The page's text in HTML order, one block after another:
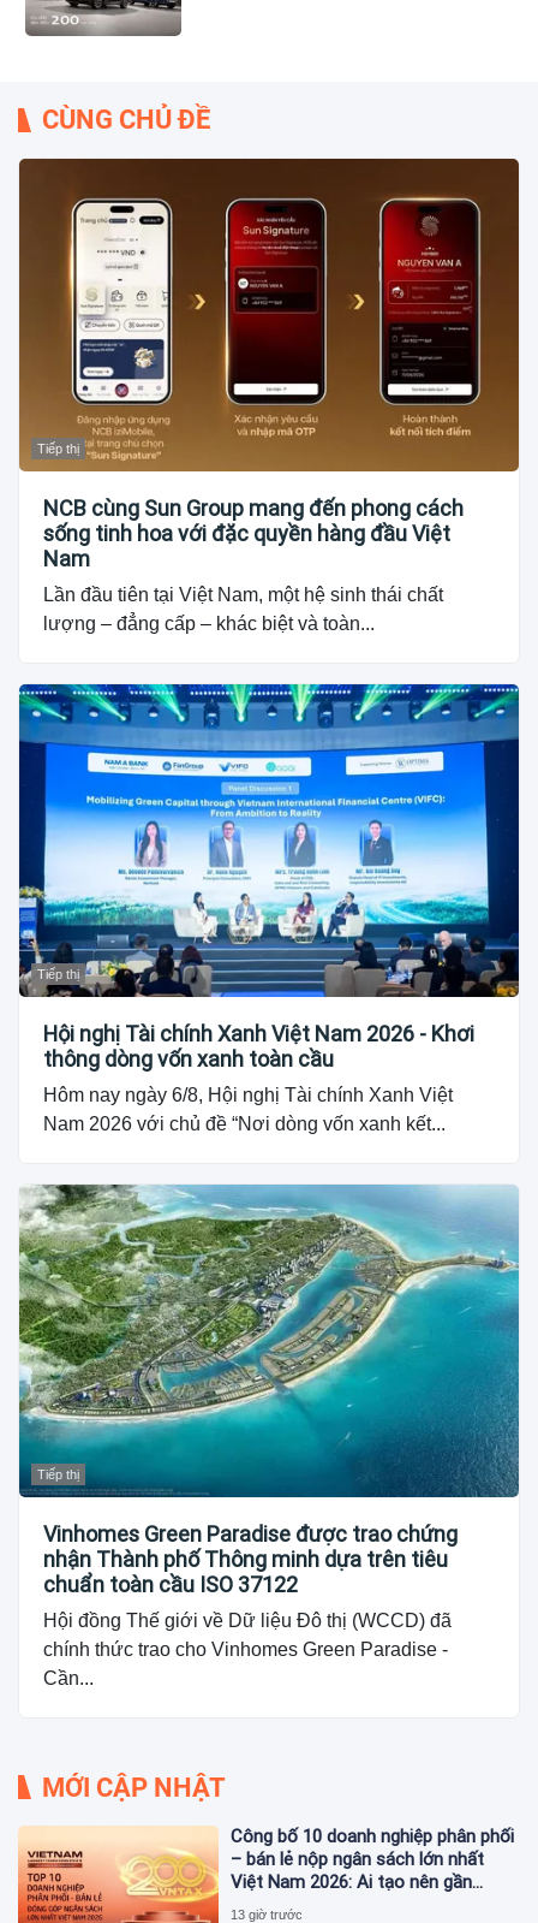
CÙNG CHỦ ĐỀ
Tiếp thị
NCB cùng Sun Group mang đến phong cách
sống tinh hoa với đặc quyền hàng đầu Việt
Nam
Lần đầu tiên tại Việt Nam, một hệ sinh thái chất
lượng – đẳng cấp – khác biệt và toàn...
Tiếp thị
Hội nghị Tài chính Xanh Việt Nam 2026 - Khơi
thông dòng vốn xanh toàn cầu
Hôm nay ngày 6/8, Hội nghị Tài chính Xanh Việt
Nam 2026 với chủ đề “Nơi dòng vốn xanh kết...
Tiếp thị
Vinhomes Green Paradise được trao chứng
nhận Thành phố Thông minh dựa trên tiêu
chuẩn toàn cầu ISO 37122
Hội đồng Thế giới về Dữ liệu Đô thị (WCCD) đã
chính thức trao cho Vinhomes Green Paradise -
Cần...
MỚI CẬP NHẬT
Công bố 10 doanh nghiệp phân phối
– bán lẻ nộp ngân sách lớn nhất
Việt Nam 2026: Ai tạo nên gần
12.900 tỷ đồng?
13 giờ trước